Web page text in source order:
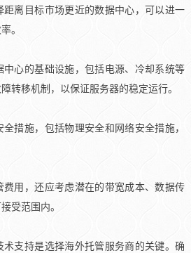
离目标市场更近的数据中心，可以进一
。
心的基础设施，包括电源、冷却系统等
转移机制，以保证服务器的稳定运行。
措施，包括物理安全和网络安全措施，
用，还应考虑潜在的带宽成本、数据传
受范围内。
支持是选择海外托管服务商的关键。确